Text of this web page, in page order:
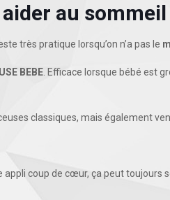
aider au sommeil
très pratique lorsqu’on n’a pas le
BEBE. Efficace lorsque bébé est
classiques, mais également
coup de cœur, ça peut toujours